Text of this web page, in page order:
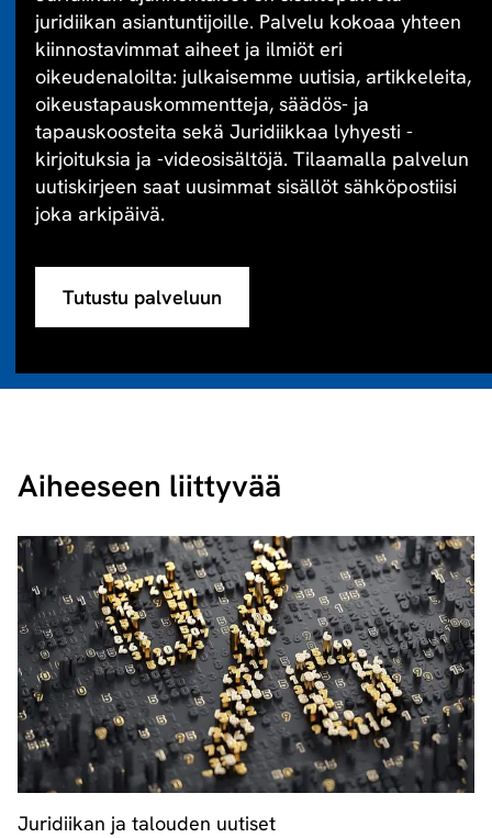
juridiikan asiantuntijoille. Palvelu kokoaa yhteen
kiinnostavimmat aiheet ja ilmiöt eri
oikeudenaloilta: julkaisemme uutisia, artikkeleita,
oikeustapauskommentteja, säädös- ja
tapauskoosteita sekä Juridiikkaa lyhyesti -
kirjoituksia ja -videosisältöjä. Tilaamalla palvelun
uutiskirjeen saat uusimmat sisällöt sähköpostiisi
joka arkipäivä.
Tutustu palveluun
Aiheeseen liittyvää
Juridiikan ja talouden uutiset